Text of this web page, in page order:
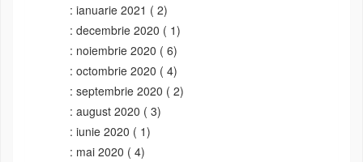
ianuarie 2021 ( 2)
decembrie 2020 ( 1)
noiembrie 2020 ( 6)
octombrie 2020 ( 4)
septembrie 2020 ( 2)
august 2020 ( 3)
iunie 2020 ( 1)
mai 2020 ( 4)